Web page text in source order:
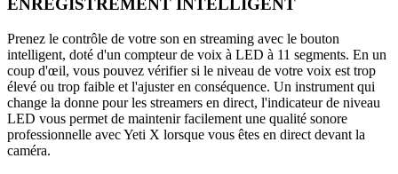
ENREGISTREMENT INTELLIGENT
Prenez le contrôle de votre son en streaming avec le bouton
intelligent, doté d'un compteur de voix à LED à 11 segments. En un
coup d'œil, vous pouvez vérifier si le niveau de votre voix est trop
élevé ou trop faible et l'ajuster en conséquence. Un instrument qui
change la donne pour les streamers en direct, l'indicateur de niveau
LED vous permet de maintenir facilement une qualité sonore
professionnelle avec Yeti X lorsque vous êtes en direct devant la
caméra.